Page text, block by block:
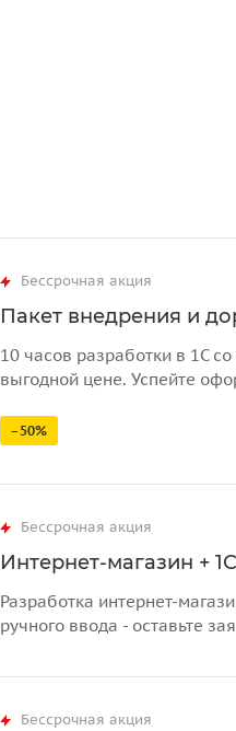
Бессрочная акция
Пакет внедрения и
10 часов разработки в 1С
выгодной цене. Успейте
–50%
Бессрочная акция
Интернет-магазин +
Разработка интернет-
ручного ввода - оставьте
Бессрочная акция